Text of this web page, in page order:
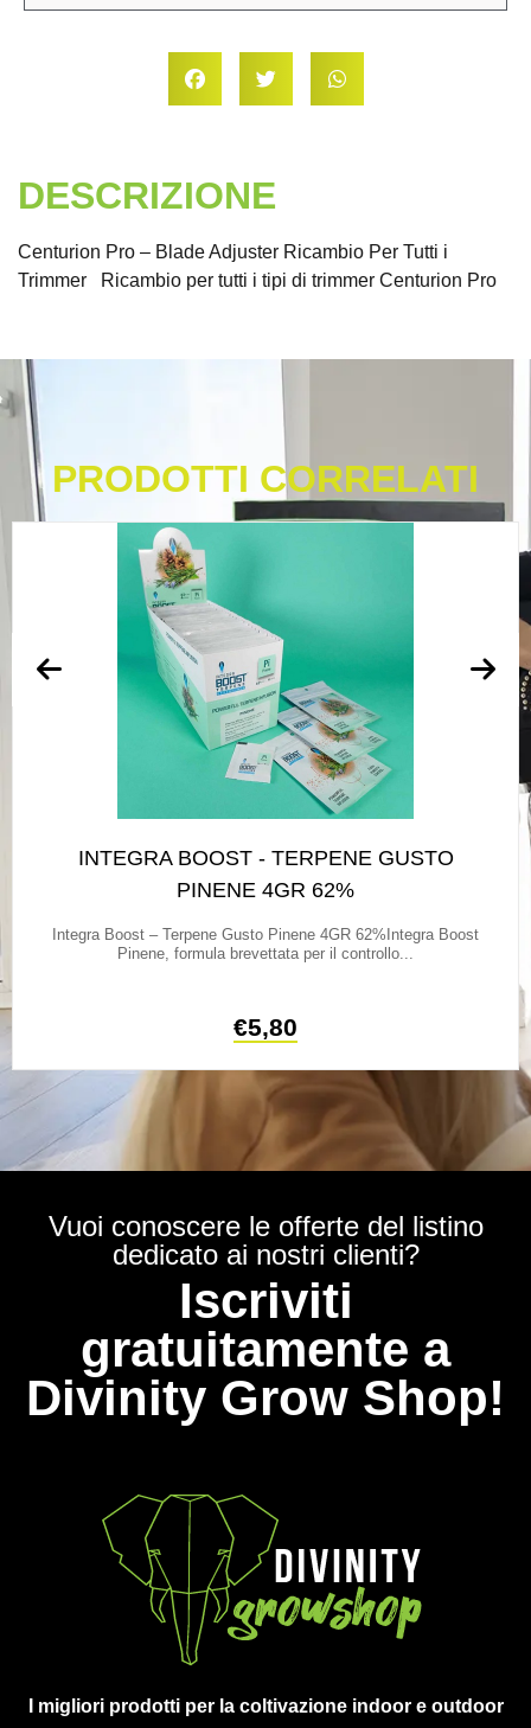
DESCRIZIONE
Centurion Pro – Blade Adjuster Ricambio Per Tutti i
Trimmer Ricambio per tutti i tipi di trimmer Centurion Pro
PRODOTTI CORRELATI
INTEGRA BOOST - TERPENE GUSTO
PINENE 4GR 62%
Integra Boost – Terpene Gusto Pinene 4GR 62%Integra Boost
Pinene, formula brevettata per il controllo...
€5,80
Vuoi conoscere le offerte del listino
dedicato ai nostri clienti?
Iscriviti
gratuitamente a
Divinity Grow Shop!
I migliori prodotti per la coltivazione indoor e outdoor